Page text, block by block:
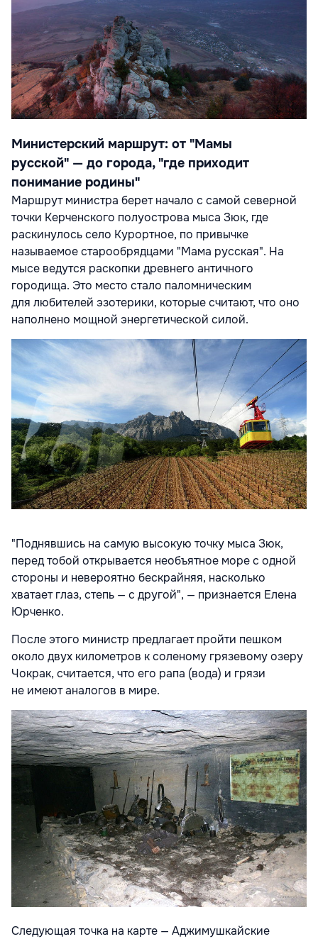
Министерский маршрут: от "Мамы
русской" — до города, "где приходит
понимание родины"
Маршрут министра берет начало с самой северной
точки Керченского полуострова мыса Зюк, где
раскинулось село Курортное, по привычке
называемое старообрядцами "Мама русская". На
мысе ведутся раскопки древнего античного
городища. Это место стало паломническим
для любителей эзотерики, которые считают, что оно
наполнено мощной энергетической силой.
"Поднявшись на самую высокую точку мыса Зюк,
перед тобой открывается необъятное море с одной
стороны и невероятно бескрайняя, насколько
хватает глаз, степь — с другой", — признается Елена
Юрченко.
После этого министр предлагает пройти пешком
около двух километров к соленому грязевому озеру
Чокрак, считается, что его рапа (вода) и грязи
не имеют аналогов в мире.
Следующая точка на карте — Аджимушкайские